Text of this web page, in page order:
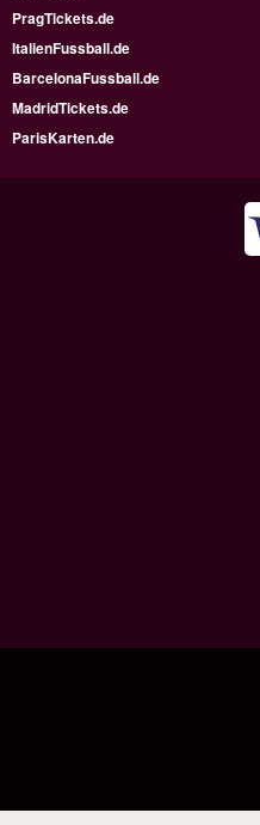
PragTickets.de
ItalienFussball.de
BarcelonaFussball.de
MadridTickets.de
ParisKarten.de